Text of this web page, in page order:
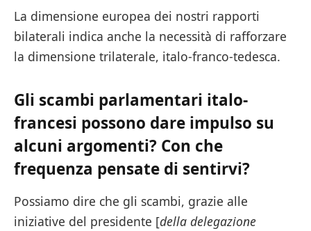
La dimensione europea dei nostri rapporti
bilaterali indica anche la necessità di rafforzare
la dimensione trilaterale, italo-franco-tedesca.
Gli scambi parlamentari italo-
francesi possono dare impulso su
alcuni argomenti? Con che
frequenza pensate di sentirvi?
Possiamo dire che gli scambi, grazie alle
iniziative del presidente [della delegazione